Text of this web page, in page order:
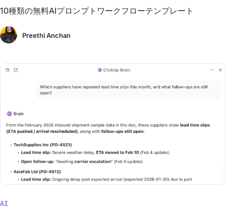
10種類の無料AIプロンプトワークフローテンプレート
Preethi Anchan
AI